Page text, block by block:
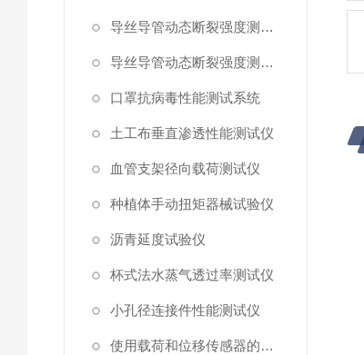
导丝导管动态断裂强度测试仪 （峰值拉力）
导丝导管动态断裂强度测试仪
口罩抗病毒性能测试系统
土工布垂直渗透性能测试仪
血管支架径向载荷测试仪
种植体手动扭矩器械试验仪
沥青延度试验仪
杯式法水蒸气透过率测试仪
小孔径连接件性能测试仪
使用载荷和位移传感器的塑料高速穿刺特性测试仪